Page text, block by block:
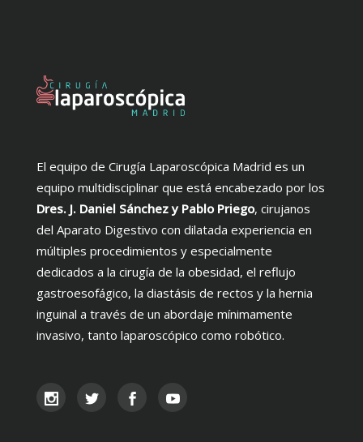
El equipo de Cirugía Laparoscópica Madrid es un
equipo multidisciplinar que está encabezado por los
Dres. J. Daniel Sánchez y Pablo Priego, cirujanos
del Aparato Digestivo con dilatada experiencia en
múltiples procedimientos y especialmente
dedicados a la cirugía de la obesidad, el reflujo
gastroesofágico, la diastásis de rectos y la hernia
inguinal a través de un abordaje mínimamente
invasivo, tanto laparoscópico como robótico.